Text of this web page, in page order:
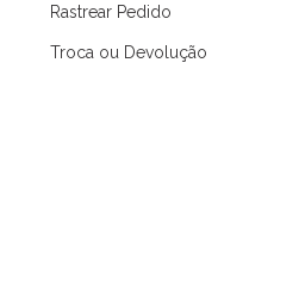
Rastrear Pedido
Troca ou Devolução